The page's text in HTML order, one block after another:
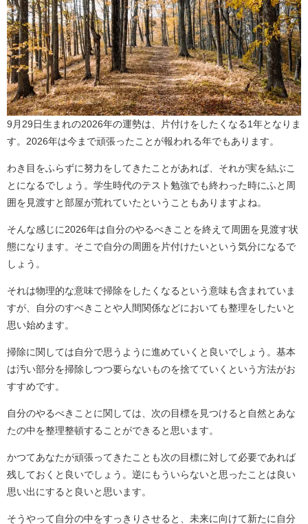
9月29日生まれの2026年の運勢は、片付けをしたくなる1年となりま
す。2026年は今まで頑張ったことが報われる年でもあります。
わき目をふらずに努力をしてきたことがあれば、それが実を結ぶこ
とになるでしょう。学生時代のテスト勉強でも終わった時にふと周
囲を見渡すと部屋が荒れていたということもありますよね。
そんな感じに2026年は自分のやるべきことを終えて周囲を見渡す状
態になります。そこで自分の周囲を片付けたいという気分になるで
しょう。
それは物理的な意味で掃除をしたくなるという意味も含まれていま
すが、自分のすべきことや人間関係などにおいても整理をしたいと
思い始めます。
掃除に関しては自分で思うように進めていくと良いでしょう。基本
は汚い部分を掃除しつつ要らないものを捨てていくという方法がお
すすめです。
自分のやるべきことに関しては、次の目標を見つけると自然とあな
たの中を整理整頓することができると思います。
かつてあなたが頑張ってきたことも次の目標に対して必要であれば
残しておくと良いでしょう。逆にもういらないと思ったことは良い
思い出にすると良いと思います。
そうやって自分の中をすっきりさせると、未来に向けて新たに自分